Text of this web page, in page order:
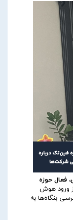
فعال حوزه
ورود هوش
بنگاه‌ها به